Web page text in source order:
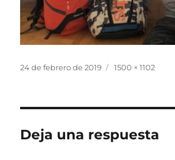
Publicado
24 de febrero de 2019
Tamaño
1500 × 1102
Deja una respuesta